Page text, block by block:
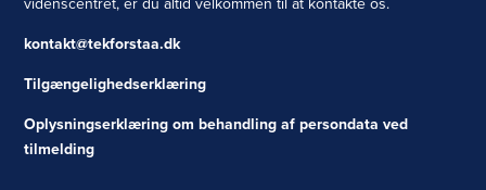
kontakt@tekforstaa.dk
Tilgængelighedserklæring
Oplysningserklæring om behandling af persondata ved
tilmelding